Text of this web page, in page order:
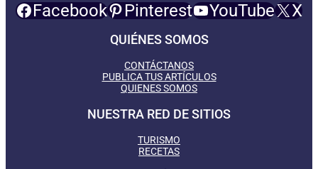
Facebook Pinterest YouTube X
QUIÉNES SOMOS
CONTÁCTANOS
PUBLICA TUS ARTÍCULOS
QUIENES SOMOS
NUESTRA RED DE SITIOS
TURISMO
RECETAS